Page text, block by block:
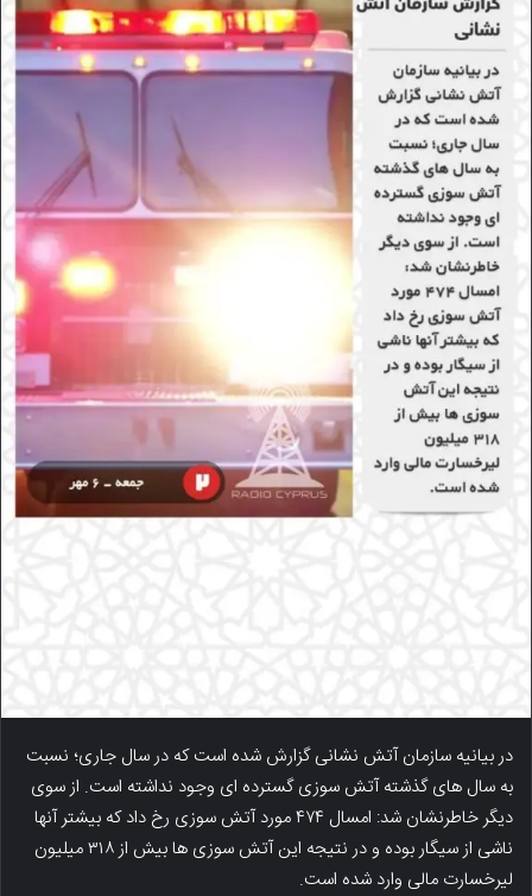
در بیانیه سازمان آتش نشانی گزارش شده است که در سال جاری؛ نسبت
به سال های گذشته آتش سوزی گسترده ای وجود نداشته است. از سوی
دیگر خاطرنشان شد: امسال ۴۷۴ مورد آتش سوزی رخ داد که بیشتر آنها
ناشی از سیگار بوده و در نتیجه این آتش سوزی ها بیش از ۳۱۸ میلیون
لیرخسارت مالی وارد شده است.